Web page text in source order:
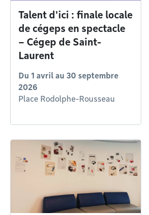
Talent d'ici : finale locale
de cégeps en spectacle
– Cégep de Saint-
Laurent
Du 1 avril au 30 septembre
2026
Place Rodolphe-Rousseau